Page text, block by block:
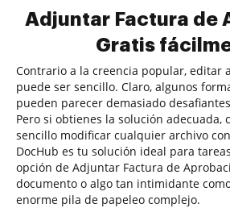
Adjuntar Factura de
Gratis
Contrario a la creencia popular, editar
puede ser sencillo. Claro, algunos
pueden parecer demasiado
Pero si obtienes la solución adecuada,
sencillo modificar cualquier archivo
DocHub es tu solución ideal para
opción de Adjuntar Factura de
documento o algo tan intimidante
enorme pila de papeleo complejo.